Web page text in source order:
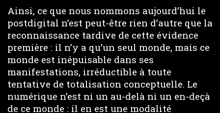
Ainsi, ce que nous nommons aujourd’hui le
postdigital n’est peut-être rien d’autre que la
reconnaissance tardive de cette évidence
première : il n’y a qu’un seul monde, mais ce
monde est inépuisable dans ses
manifestations, irréductible à toute
tentative de totalisation conceptuelle. Le
numérique n’est ni un au-delà ni un en-deçà
de ce monde : il en est une modalité